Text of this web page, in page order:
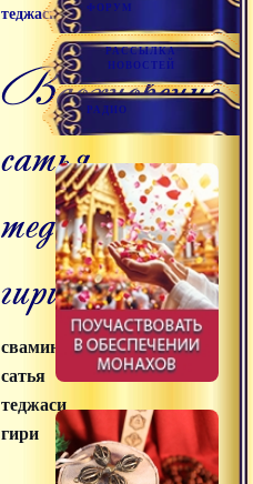
теджаси гири
вдохновение,
сатья
теджаси
гири
свамини
сатья
теджаси
гири
ФОРУМ
РАССЫЛКА
НОВОСТЕЙ
РАДИО